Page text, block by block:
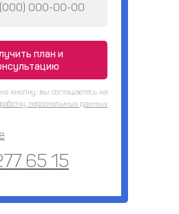
план и
кнопку, вы соглашаетесь на
персональных данных
65 15